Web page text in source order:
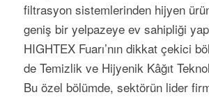
filtrasyon sistemlerinden hijyen
geniş bir yelpazeye ev sahipliği
HIGHTEX Fuarı’nın dikkat çekici
de Temizlik ve Hijyenik Kâğıt
Bu özel bölümde, sektörün lider